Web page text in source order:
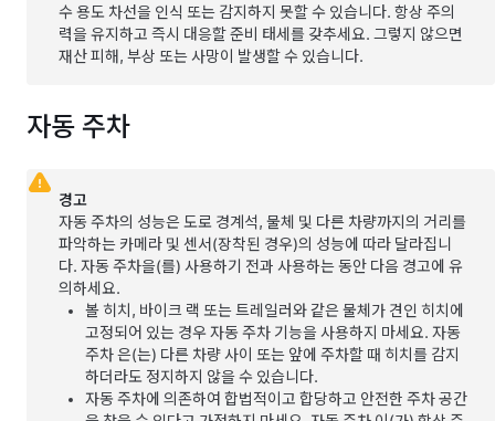
수 용도 차선을 인식 또는 감지하지 못할 수 있습니다. 항상 주의
력을 유지하고 즉시 대응할 준비 태세를 갖추세요. 그렇지 않으면
재산 피해, 부상 또는 사망이 발생할 수 있습니다.
자동 주차
경고
자동 주차의 성능은 도로 경계석, 물체 및 다른 차량까지의 거리를
파악하는 카메라 및 센서(장착된 경우)의 성능에 따라 달라집니
다.자동 주차을(를) 사용하기 전과 사용하는 동안 다음 경고에 유
의하세요.
볼 히치, 바이크 랙 또는 트레일러와 같은 물체가 견인 히치에
고정되어 있는 경우자동 주차 기능을 사용하지 마세요.자동
주차은(는) 다른 차량 사이 또는 앞에 주차할 때 히치를 감지
하더라도 정지하지 않을 수 있습니다.
자동 주차에 의존하여 합법적이고 합당하고 안전한 주차 공간